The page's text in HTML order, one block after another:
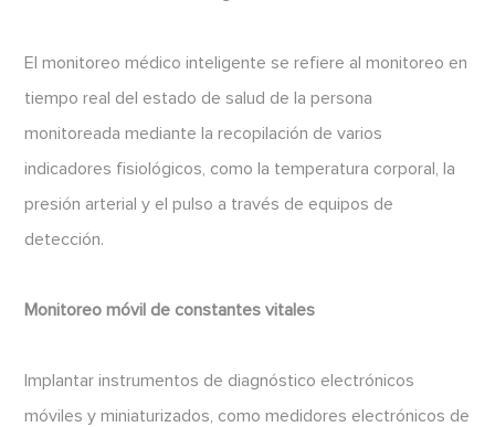
El monitoreo médico inteligente se refiere al monitoreo en
tiempo real del estado de salud de la persona
monitoreada mediante la recopilación de varios
indicadores fisiológicos, como la temperatura corporal, la
presión arterial y el pulso a través de equipos de
detección.
Monitoreo móvil de constantes vitales
Implantar instrumentos de diagnóstico electrónicos
móviles y miniaturizados, como medidores electrónicos de